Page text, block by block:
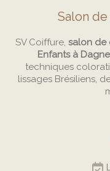
Salon
SV Coiffure, salon de
Enfants à
techniques
lissages Brésiliens,